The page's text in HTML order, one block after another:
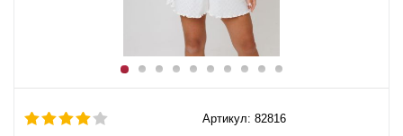
Артикул: 82816